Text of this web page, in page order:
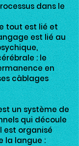
dans le
tout est lié et
est lié au
: le
en
câblages
un système de
qui découle
est organisé
la langue :